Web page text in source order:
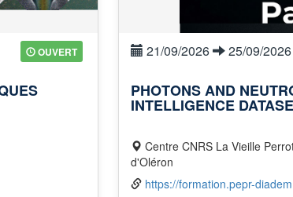
OUVERT 21/09/2026 25/09/2026
PHOTONS AND
INTELLIGENCE
d'Oléron
https://formation.pepr-